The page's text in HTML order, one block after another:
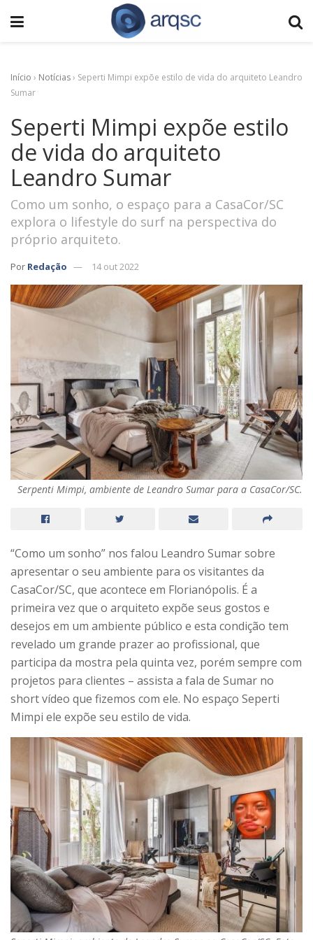
Início › Notícias› Seperti Mimpi expõe estilo de vida do arquiteto Leandro
Sumar
Seperti Mimpi expõe estilo
de vida do arquiteto
Leandro Sumar
Como um sonho, o espaço para a CasaCor/SC
explora o lifestyle do surf na perspectiva do
próprio arquiteto.
Por Redação 14 out 2022
Serpenti Mimpi, ambiente de Leandro Sumar para a CasaCor/SC.
“Como um sonho” nos falou Leandro Sumar sobre
apresentar o seu ambiente para os visitantes da
CasaCor/SC, que acontece em Florianópolis. É a
primeira vez que o arquiteto expõe seus gostos e
desejos em um ambiente público e esta condição tem
revelado um grande prazer ao profissional, que
participa da mostra pela quinta vez, porém sempre com
projetos para clientes – assista a fala de Sumar no
short vídeo que fizemos com ele. No espaço Seperti
Mimpi ele expõe seu estilo de vida.